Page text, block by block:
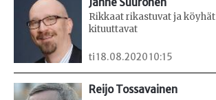
Rikkaat rikastuvat ja köyhät
kituuttavat
ti 18.08.2020 10:15
Reijo Tossavainen